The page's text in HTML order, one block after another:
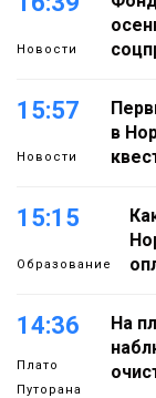
Новости
15:57
Новости
в
15:15
Образование
14:36
Плато
Путорана
На